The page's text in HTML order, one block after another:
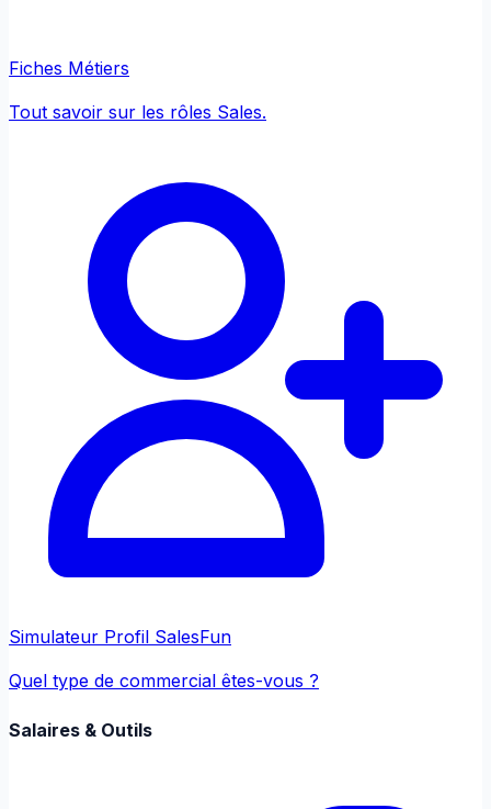
Fiches Métiers
Tout savoir sur les rôles Sales.
Simulateur Profil SalesFun
Quel type de commercial êtes-vous ?
Salaires & Outils